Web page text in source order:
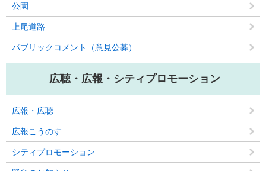
公園
上尾道路
パブリックコメント（意見公募）
広聴・広報・シティプロモーション
広報・広聴
広報こうのす
シティプロモーション